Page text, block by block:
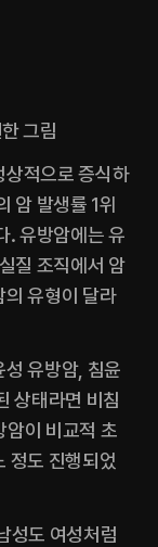
상적으로 증식하
암 발생률 1위
. 유방암에는 유
질 조직에서 암
의 유형이 달라
유방암, 침윤
상태라면 비침
암이 비교적 초
정도 진행되었
성도 여성처럼